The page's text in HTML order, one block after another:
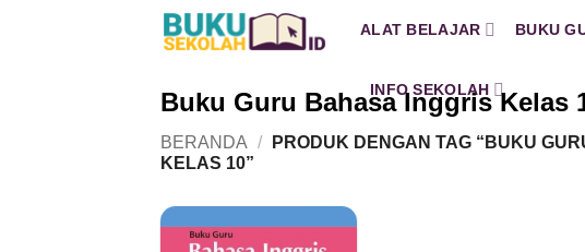
ALAT BELAJAR BUKU
INFO SEKOLAH
Buku Guru Bahasa Inggris Kelas
BERANDA /
PRODUK DENGAN TAG “BUKU
KELAS 10”